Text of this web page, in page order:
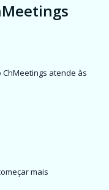
atende às
mais